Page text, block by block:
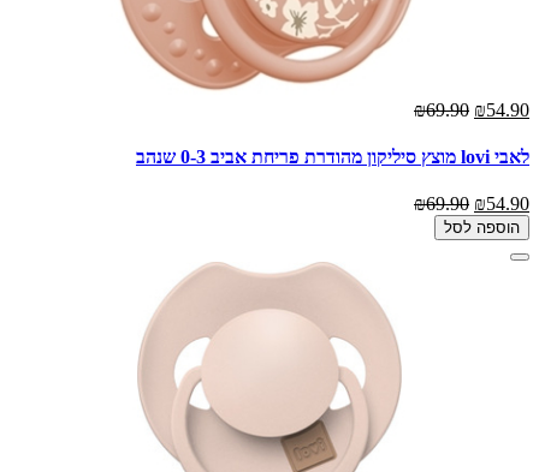
₪54.90
₪69.90
לאבי lovi מוצץ סיליקון מהודרת פריחת אביב 0-3 שנהב
₪54.90
₪69.90
הוספה לסל